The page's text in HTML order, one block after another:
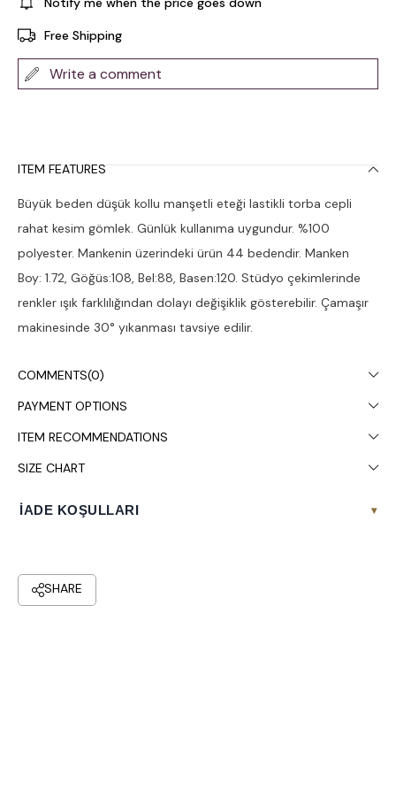
Free Shipping
Write a comment
ITEM FEATURES
Büyük beden düşük kollu manşetli eteği lastikli torba cepli
rahat kesim gömlek. Günlük kullanıma uygundur. %100
polyester. Mankenin üzerindeki ürün 44 bedendir. Manken
Boy: 1.72, Göğüs:108, Bel:88, Basen:120. Stüdyo çekimlerinde
renkler ışık farklılığından dolayı değişiklik gösterebilir. Çamaşır
makinesinde 30° yıkanması tavsiye edilir.
COMMENTS(0)
PAYMENT OPTIONS
ITEM RECOMMENDATIONS
SIZE CHART
İADE KOŞULLARI ▾